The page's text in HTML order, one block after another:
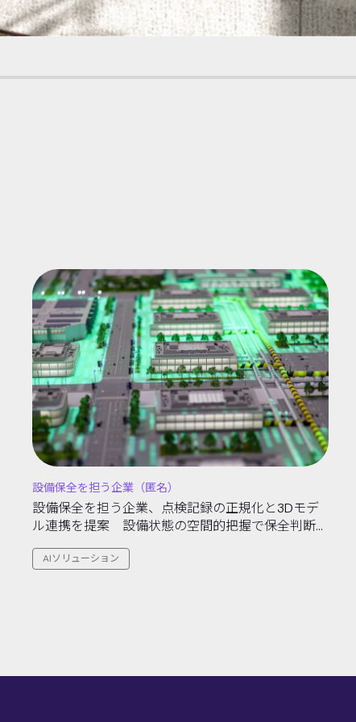
設備保全を担う企業（匿名）
設備保全を担う企業、点検記録の正規化と3Dモデ
ル連携を提案 設備状態の空間的把握で保全判断を
支援
AIソリューション